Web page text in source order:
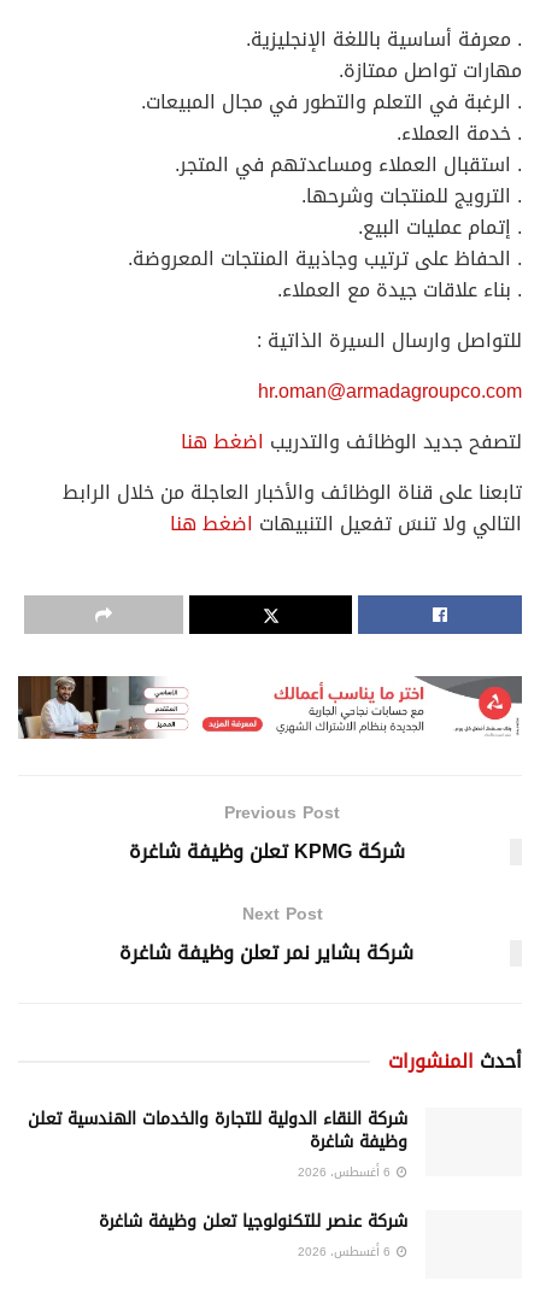
. معرفة أساسية باللغة الإنجليزية.
مهارات تواصل ممتازة.
. الرغبة في التعلم والتطور في مجال المبيعات.
. خدمة العملاء.
. استقبال العملاء ومساعدتهم في المتجر.
. الترويج للمنتجات وشرحها.
. إتمام عمليات البيع.
. الحفاظ على ترتيب وجاذبية المنتجات المعروضة.
. بناء علاقات جيدة مع العملاء.
للتواصل وارسال السيرة الذاتية :
hr.oman@armadagroupco.com
لتصفح جديد الوظائف والتدريب اضغط هنا
تابعنا على قناة الوظائف والأخبار العاجلة من خلال الرابط
التالي ولا تنسَ تفعيل التنبيهات اضغط هنا
Previous Post
شركة KPMG تعلن وظيفة شاغرة
Next Post
شركة بشاير نمر تعلن وظيفة شاغرة
أحدث المنشورات
شركة النقاء الدولية للتجارة والخدمات الهندسية تعلن
وظيفة شاغرة
شركة عنصر للتكنولوجيا تعلن وظيفة شاغرة